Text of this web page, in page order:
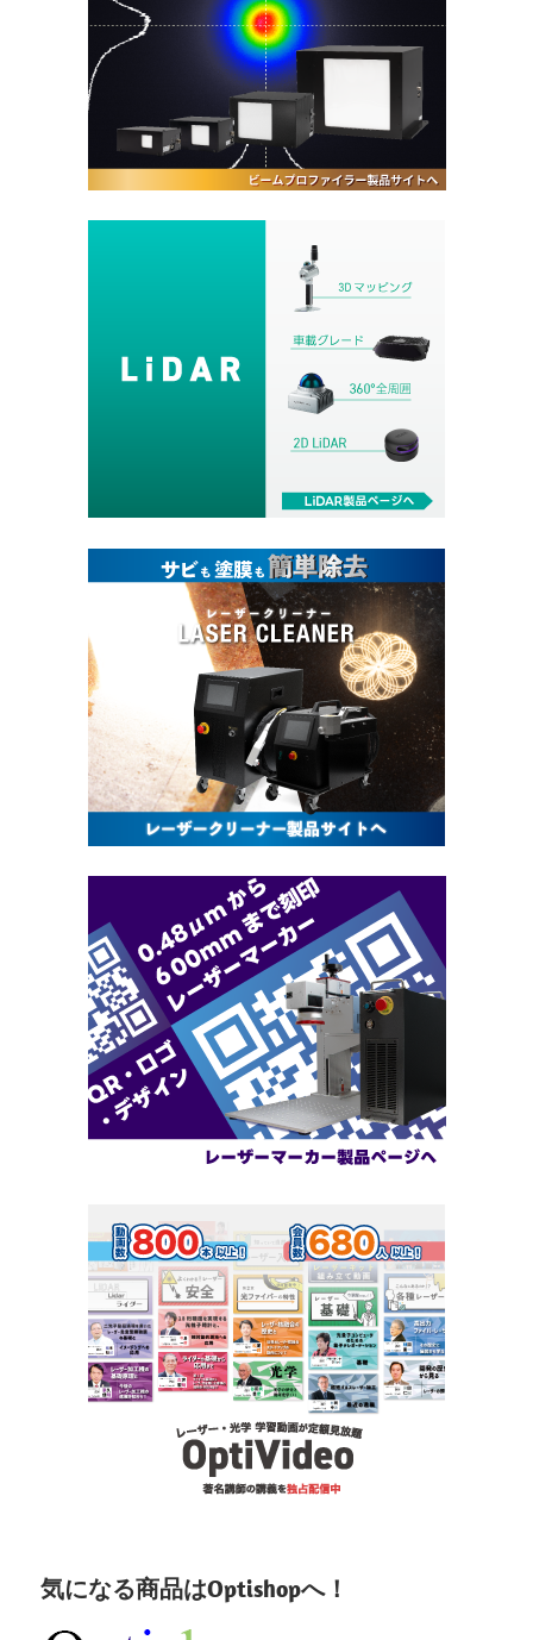
気になる商品はOptishopへ！